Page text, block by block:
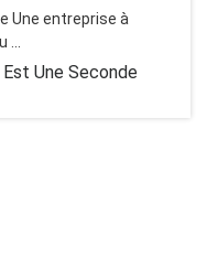
Une entreprise à
Est Une Seconde